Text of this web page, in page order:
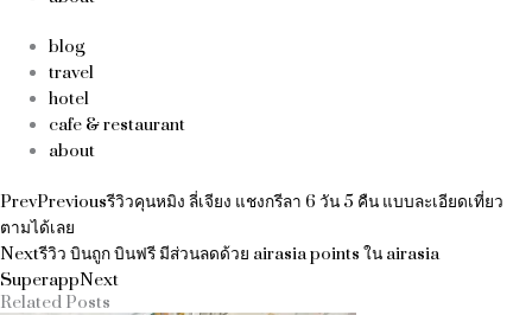
blog
travel
hotel
cafe & restaurant
about
PrevPreviousรีวิวคุนหมิง ลี่เจียง แชงกรีลา 6 วัน 5 คืน แบบละเอียดเที่ยว
ตามได้เลย
Nextรีวิว บินถูก บินฟรี มีส่วนลดด้วย airasia points ใน airasia
SuperappNext
Related Posts